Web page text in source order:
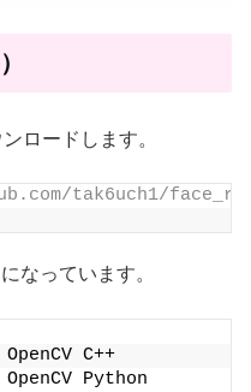
ロードします。
tak6uch1/
なっています。
OpenCV C++
OpenCV Python